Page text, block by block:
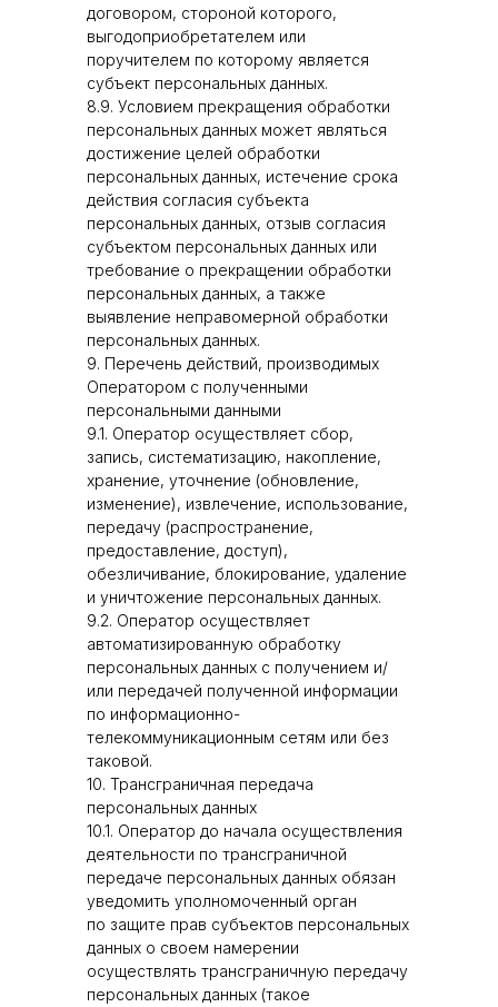
договором, стороной которого,
выгодоприобретателем или
поручителем по которому является
субъект персональных данных.
8.9. Условием прекращения обработки
персональных данных может являться
достижение целей обработки
персональных данных, истечение срока
действия согласия субъекта
персональных данных, отзыв согласия
субъектом персональных данных или
требование о прекращении обработки
персональных данных, а также
выявление неправомерной обработки
персональных данных.
9. Перечень действий, производимых
Оператором с полученными
персональными данными
9.1. Оператор осуществляет сбор,
запись, систематизацию, накопление,
хранение, уточнение (обновление,
изменение), извлечение, использование,
передачу (распространение,
предоставление, доступ),
обезличивание, блокирование, удаление
и уничтожение персональных данных.
9.2. Оператор осуществляет
автоматизированную обработку
персональных данных с получением и/
или передачей полученной информации
по информационно-
телекоммуникационным сетям или без
таковой.
10. Трансграничная передача
персональных данных
10.1. Оператор до начала осуществления
деятельности по трансграничной
передаче персональных данных обязан
уведомить уполномоченный орган
по защите прав субъектов персональных
данных о своем намерении
осуществлять трансграничную передачу
персональных данных (такое